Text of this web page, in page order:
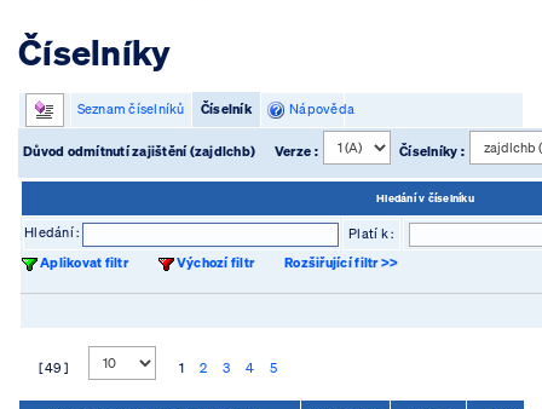
Číselníky
Seznam číselníků Číselník Nápověda
Důvod odmítnutí zajištění (zajdlchb) Verze : Číselníky :
Hledání v číselníku
Hledání :
Platí k :
Aplikovat filtr
Výchozí filtr Rozšiřující filtr >>
[ 49 ] 1 2 3 4 5